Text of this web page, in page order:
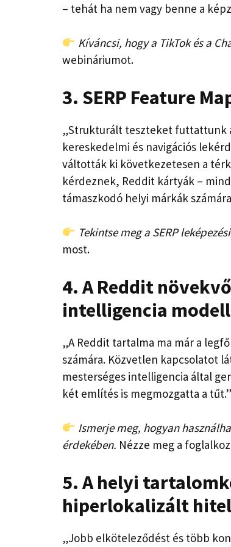
– tehát ha nem vagy benne a
Kíváncsi, hogy a TikTok és a
webináriumot.
3. SERP Feature
„Strukturált teszteket futtattunk
kereskedelmi és navigációs
váltották ki következetesen a
kérdeznek, Reddit kártyák –
támaszkodó helyi márkák
Tekintse meg a SERP
most.
4. A Reddit
intelligencia
„A Reddit tartalma ma már a
számára. Közvetlen kapcsolatot
mesterséges intelligencia által
két említés is megmozgatta a tűt.”
Ismerje meg, hogyan
érdekében. Nézze meg a
5. A helyi
hiperlokalizált
„Jobb elköteleződést és több